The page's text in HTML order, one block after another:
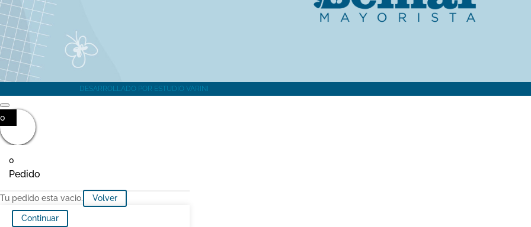
DESARROLLADO POR ESTUDIO VARINI
0
0
Pedido
Tu pedido esta vacio. Volver
Continuar